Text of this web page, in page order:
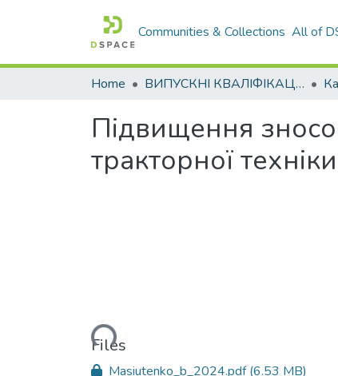
Communities & Collections All of
Home ВИПУСКНІ КВАЛІФІКАЦІЙНІ РОБОТИ
Підвищення
тракторної техніки
Loading...
Files
Masiutenko_b_2024.pdf(6.53 MB)